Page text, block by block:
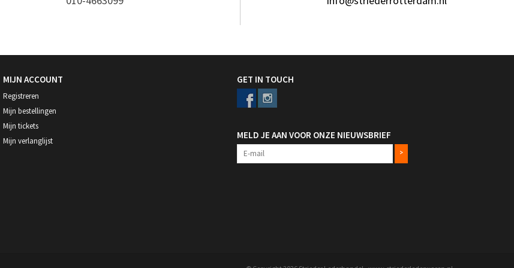
MIJN ACCOUNT
Registreren
Mijn bestellingen
Mijn tickets
Mijn verlanglijst
GET IN TOUCH
MELD JE AAN VOOR ONZE NIEUWSBRIEF
>